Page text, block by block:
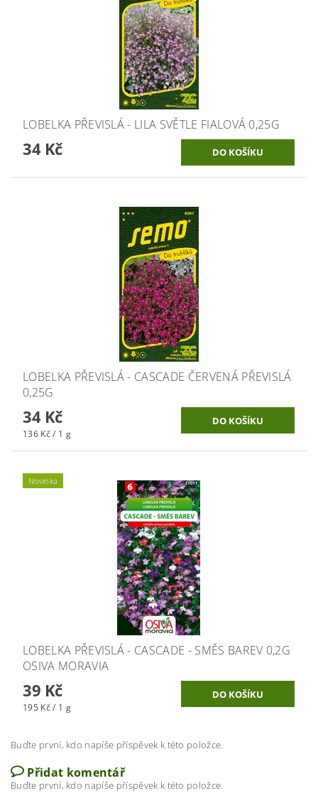
LOBELKA PŘEVISLÁ - LILA SVĚTLE FIALOVÁ 0,25G
34 Kč
LOBELKA PŘEVISLÁ - CASCADE ČERVENÁ PŘEVISLÁ
0,25G
34 Kč
136 Kč / 1 g
Novinka
LOBELKA PŘEVISLÁ - CASCADE - SMĚS BAREV 0,2G
OSIVA MORAVIA
39 Kč
195 Kč / 1 g
Buďte první, kdo napíše příspěvek k této položce.
Přidat komentář
Buďte první, kdo napíše příspěvek k této položce.